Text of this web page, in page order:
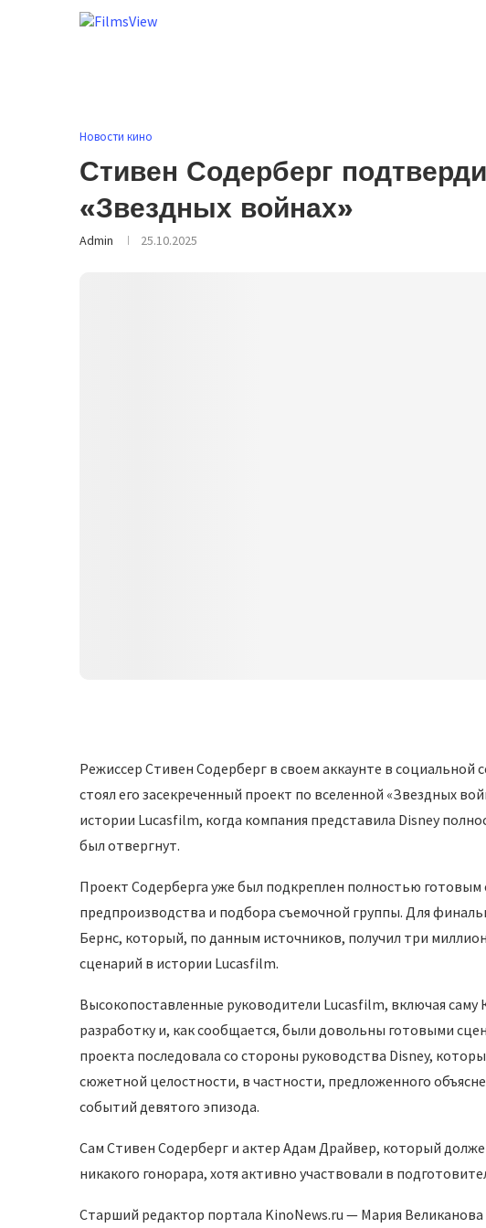
Новости кино
Стивен Содерберг
«Звездных войнах»
Admin 25.10.2025
Режиссер Стивен Содерберг в своем аккаунте в социальной
стоял его засекреченный проект по вселенной «Звездных
истории Lucasfilm, когда компания представила Disney
был отвергнут.
Проект Содерберга уже был подкреплен полностью
предпроизводства и подбора съемочной группы. Для
Бернс, который, по данным источников, получил три
сценарий в истории Lucasfilm.
Высокопоставленные руководители Lucasfilm, включая
разработку и, как сообщается, были довольны готовыми
проекта последовала со стороны руководства Disney,
сюжетной целостности, в частности, предложенного
событий девятого эпизода.
Сам Стивен Содерберг и актер Адам Драйвер, который
никакого гонорара, хотя активно участвовали в
Старший редактор портала KinoNews.ru — Мария Великанова